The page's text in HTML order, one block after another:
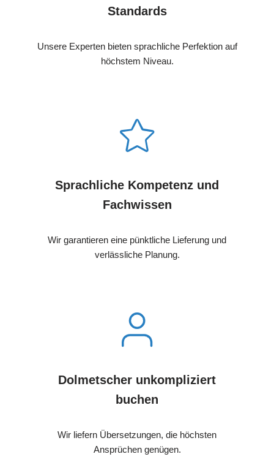
Standards
Unsere Experten bieten sprachliche Perfektion auf
höchstem Niveau.
Sprachliche Kompetenz und
Fachwissen
Wir garantieren eine pünktliche Lieferung und
verlässliche Planung.
Dolmetscher unkompliziert
buchen
Wir liefern Übersetzungen, die höchsten
Ansprüchen genügen.